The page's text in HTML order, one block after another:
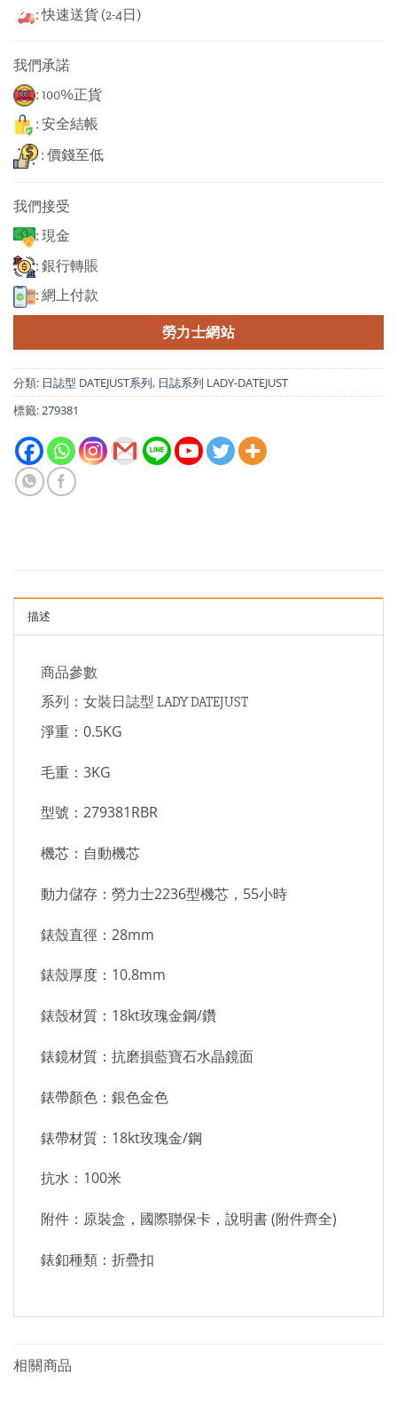
: 快速送貨 (2-4日)
我們承諾
: 100%正貨
: 安全結帳
: 價錢至低
我們接受
: 現金
: 銀行轉賬
: 網上付款
勞力士網站
分類: 日誌型 DATEJUST系列, 日誌系列 LADY-DATEJUST
標籤:279381
描述
商品參數
系列：女裝日誌型 LADY DATEJUST
淨重：0.5KG
毛重：3KG
型號：279381RBR
機芯：自動機芯
動力儲存：勞力士2236型機芯，55小時
錶殼直徑：28mm
錶殼厚度：10.8mm
錶殼材質：18kt玫瑰金鋼/鑽
錶鏡材質：抗磨損藍寶石水晶鏡面
錶帶顏色：銀色金色
錶帶材質：18kt玫瑰金/鋼
抗水：100米
附件：原裝盒，國際聯保卡，說明書 (附件齊全)
錶釦種類：折疊扣
相關商品